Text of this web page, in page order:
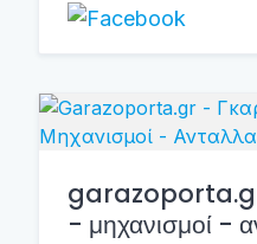
garazoporta.gr
- μηχανισμοί -